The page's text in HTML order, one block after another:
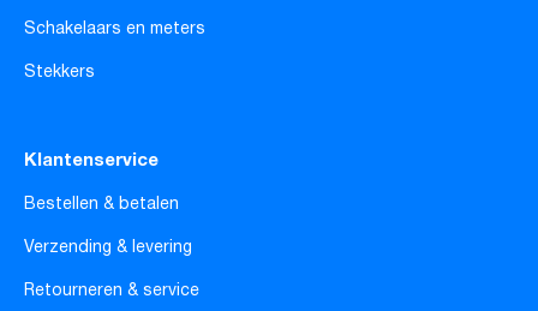
Schakelaars en meters
Stekkers
Klantenservice
Bestellen & betalen
Verzending & levering
Retourneren & service